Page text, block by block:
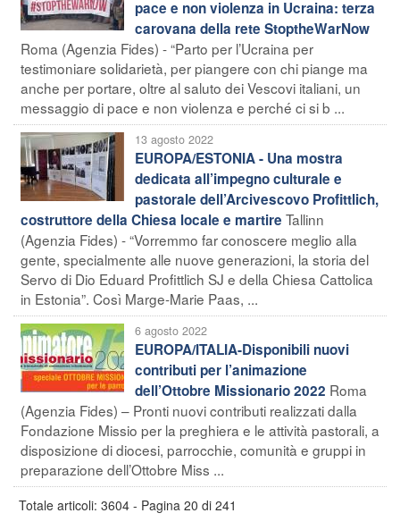
pace e non violenza in Ucraina: terza
carovana della rete StoptheWarNow
Roma (Agenzia Fides) - “Parto per l’Ucraina per
testimoniare solidarietà, per piangere con chi piange ma
anche per portare, oltre al saluto dei Vescovi italiani, un
messaggio di pace e non violenza e perché ci si b ...
13 agosto 2022
EUROPA/ESTONIA - Una mostra
dedicata all’impegno culturale e
pastorale dell’Arcivescovo Profittlich,
costruttore della Chiesa locale e martire Tallinn
(Agenzia Fides) - “Vorremmo far conoscere meglio alla
gente, specialmente alle nuove generazioni, la storia del
Servo di Dio Eduard Profittlich SJ e della Chiesa Cattolica
in Estonia”. Così Marge-Marie Paas, ...
6 agosto 2022
EUROPA/ITALIA-Disponibili nuovi
contributi per l’animazione
dell’Ottobre Missionario 2022 Roma
(Agenzia Fides) – Pronti nuovi contributi realizzati dalla
Fondazione Missio per la preghiera e le attività pastorali, a
disposizione di diocesi, parrocchie, comunità e gruppi in
preparazione dell’Ottobre Miss ...
Totale articoli: 3604 - Pagina 20 di 241